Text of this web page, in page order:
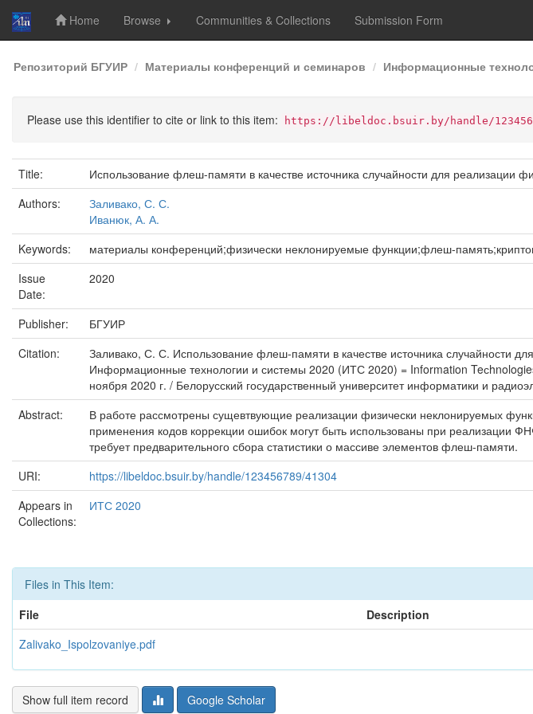
Skip
navigation
Home Browse Communities & Collections Submission Form
Репозиторий БГУИР Материалы конференций и семинаров Информационные
Please use this identifier to cite or link to this item: https://libeldoc.bsuir.by/handle/
Title:
Использование флеш-памяти в качестве источника случайности для реализации
Authors:
Заливако, С. С.
Иванюк, А. А.
Keywords:
материалы конференций;физически неклонируемые функции;флеш-
Issue
Date:
2020
Publisher:
БГУИР
Citation:
Заливако, С. С. Использование флеш-памяти в качестве источника случайности
Информационные технологии и системы 2020 (ИТС 2020) = Information
ноября 2020 г. / Белорусский государственный университет информатики и
Abstract:
В работе рассмотрены сущевтвующие реализации физически неклонируемых
применения кодов коррекции ошибок могут быть использованы при реализации
требует предварительного сбора статистики о массиве элементов флеш-памяти.
URI:
https://libeldoc.bsuir.by/handle/123456789/41304
Appears in
Collections:
ИТС 2020
Files in This Item:
File
Description
Zalivako_Ispolzovaniye.pdf
Show full item record Google Scholar